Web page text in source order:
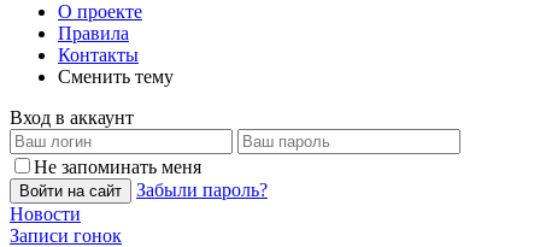
О проекте
Правила
Контакты
Сменить тему
Вход в аккаунт
Не запоминать меня
Войти на сайт
Забыли пароль?
Новости
Записи гонок